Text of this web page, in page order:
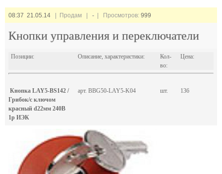
08:37 21.05.14 | Продам | - | Просмотров: 999
Кнопки управления и переключатели
Позиции: Описание, характеристики:
Кол-
во:
Цена:
Кнопка LAY5-BS142 /
Грибок/с ключом
красный d22мм 240В
1р ИЭК
арт. BBG50-LAY5-K04 шт. 136